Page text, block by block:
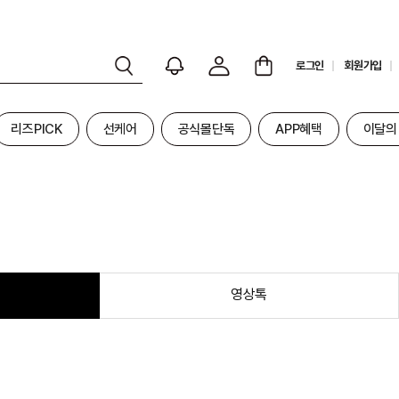
로그인 회원가입
리즈PICK 선케어 공식몰단독 APP혜택 이달
영상톡